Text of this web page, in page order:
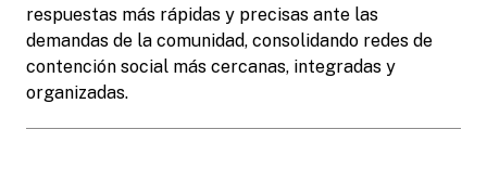
respuestas más rápidas y precisas ante las
demandas de la comunidad, consolidando redes de
contención social más cercanas, integradas y
organizadas.